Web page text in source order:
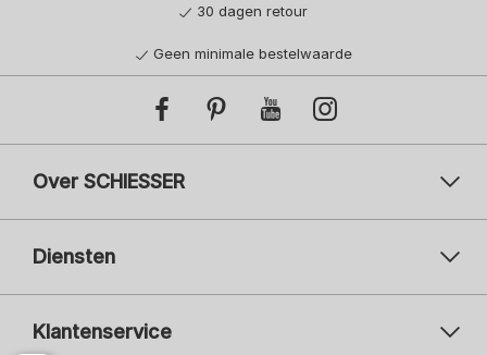
30 dagen retour
Geen minimale bestelwaarde
Over SCHIESSER
Diensten
Klantenservice